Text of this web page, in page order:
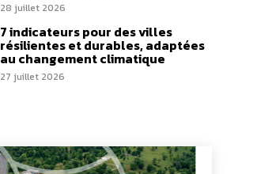
28 juillet 2026
7 indicateurs pour des villes
résilientes et durables, adaptées
au changement climatique
27 juillet 2026